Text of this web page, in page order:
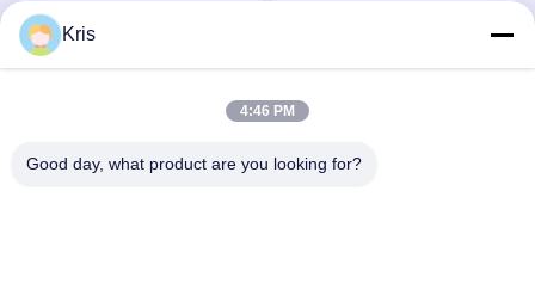
Kris
4:46 PM
Good day, what product are you looking for?